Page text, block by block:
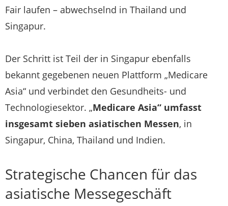
Fair laufen – abwechselnd in Thailand und
Singapur.
Der Schritt ist Teil der in Singapur ebenfalls
bekannt gegebenen neuen Plattform „Medicare
Asia“ und verbindet den Gesundheits- und
Technologiesektor. „Medicare Asia“ umfasst
insgesamt sieben asiatischen Messen, in
Singapur, China, Thailand und Indien.
Strategische Chancen für das
asiatische Messegeschäft